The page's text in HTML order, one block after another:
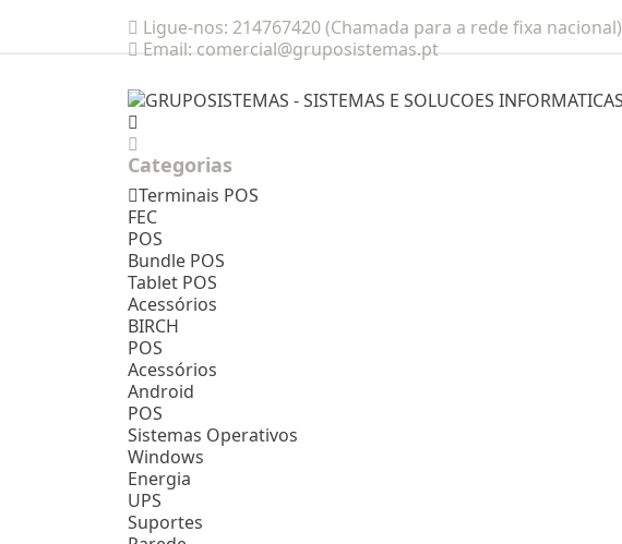
Ligue-nos: 214767420 (Chamada para a rede fixa nacional)
Email: comercial@gruposistemas.pt
Categorias
Terminais POS
FEC
POS
Bundle POS
Tablet POS
Acessórios
BIRCH
POS
Acessórios
Android
POS
Sistemas Operativos
Windows
Energia
UPS
Suportes